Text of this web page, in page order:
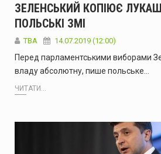
ЗЕЛЕНСЬКИЙ КОПІЮЄ
ПОЛЬСЬКІ ЗМІ
ТВА 14.07.2019 (12:00)
Перед парламентськими виборами
владу абсолютну, пише польське…
ЧИТАТИ...